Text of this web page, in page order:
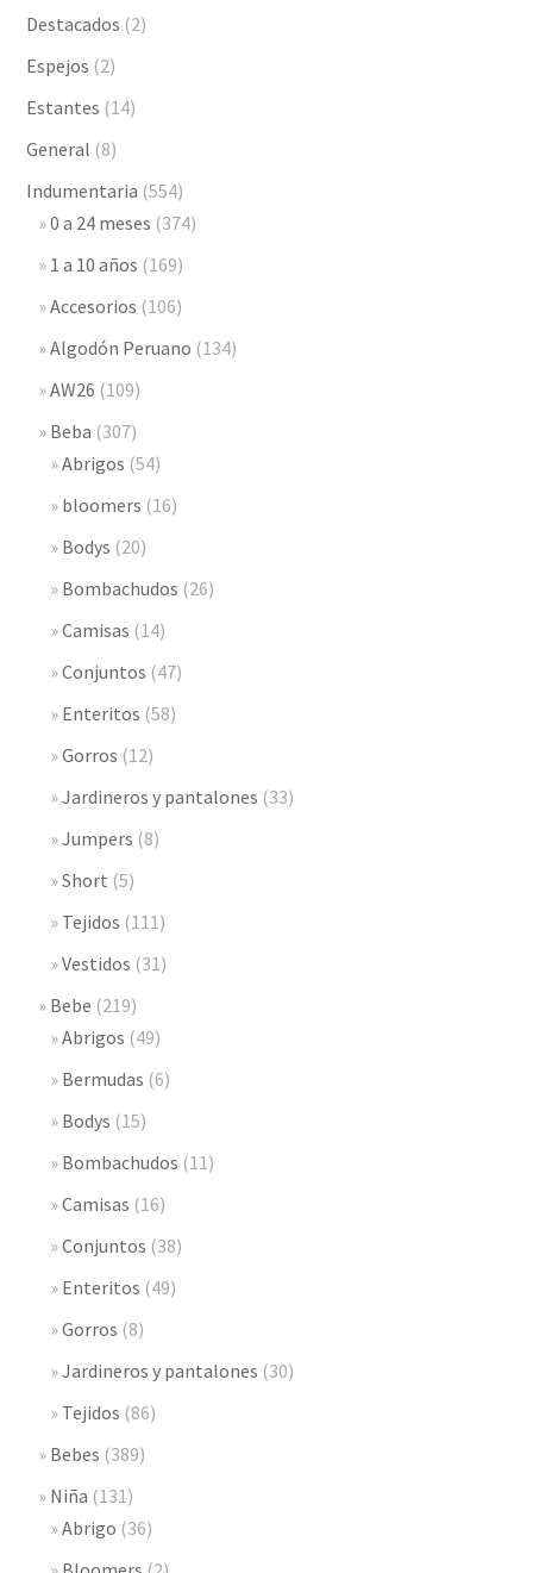
Destacados (2)
Espejos (2)
Estantes (14)
General (8)
Indumentaria (554)
0 a 24 meses (374)
1 a 10 años (169)
Accesorios (106)
Algodón Peruano (134)
AW26 (109)
Beba (307)
Abrigos (54)
bloomers (16)
Bodys (20)
Bombachudos (26)
Camisas (14)
Conjuntos (47)
Enteritos (58)
Gorros (12)
Jardineros y pantalones (33)
Jumpers (8)
Short (5)
Tejidos (111)
Vestidos (31)
Bebe (219)
Abrigos (49)
Bermudas (6)
Bodys (15)
Bombachudos (11)
Camisas (16)
Conjuntos (38)
Enteritos (49)
Gorros (8)
Jardineros y pantalones (30)
Tejidos (86)
Bebes (389)
Niña (131)
Abrigo (36)